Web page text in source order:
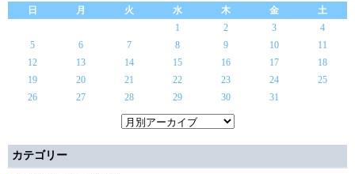
日
月 火 水 木 金
土
1
2 3
4
5
6 7 8 9 10
11
12
13 14 15 16 17
18
19
20 21 22 23 24
25
26
27 28 29 30 31
カテゴリー